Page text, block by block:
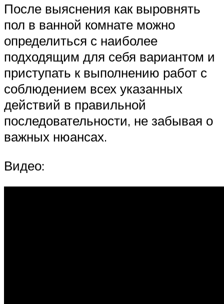
После выяснения как выровнять
пол в ванной комнате можно
определиться с наиболее
подходящим для себя вариантом и
приступать к выполнению работ с
соблюдением всех указанных
действий в правильной
последовательности, не забывая о
важных нюансах.
Видео: